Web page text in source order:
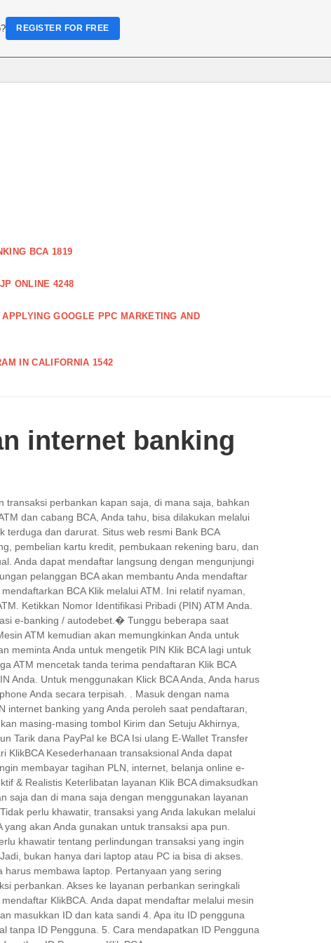
BCA 1819
ONLINE 4248
GOOGLE PPC MARKETING AND
IN CALIFORNIA 1542
internet banking
transaksi perbankan kapan saja, di mana saja, bahkan
dan cabang BCA, Anda tahu, bisa dilakukan melalui
terduga dan darurat. Situs web resmi Bank BCA
pembelian kartu kredit, pembukaan rekening baru, dan
Anda dapat mendaftar langsung dengan mengunjungi
pelanggan BCA akan membantu Anda mendaftar
BCA Klik melalui ATM. Ini relatif nyaman,
Ketikkan Nomor Identifikasi Pribadi (PIN) ATM Anda.
e-banking / autodebet.� Tunggu beberapa saat
ATM kemudian akan memungkinkan Anda untuk
meminta Anda untuk mengetik PIN Klik BCA lagi untuk
ATM mencetak tanda terima pendaftaran Klik BCA
Anda. Untuk menggunakan Klick BCA Anda, Anda harus
Anda secara terpisah. . Masuk dengan nama
banking yang Anda peroleh saat pendaftaran,
masing-masing tombol Kirim dan Setuju Akhirnya,
Tarik dana PayPal ke BCA Isi ulang E-Wallet Transfer
KlikBCA Kesederhanaan transaksional Anda dapat
membayar tagihan PLN, internet, belanja online e-
& Realistis Keterlibatan layanan Klik BCA dimaksudkan
saja dan di mana saja dengan menggunakan layanan
perlu khawatir, transaksi yang Anda lakukan melalui
akan Anda gunakan untuk transaksi apa pun.
khawatir tentang perlindungan transaksi yang ingin
bukan hanya dari laptop atau PC ia bisa di akses.
membawa laptop. Pertanyaan yang sering
perbankan. Akses ke layanan perbankan seringkali
KlikBCA. Anda dapat mendaftar melalui mesin
masukkan ID dan kata sandi 4. Apa itu ID pengguna
tanpa ID Pengguna. 5. Cara mendapatkan ID Pengguna
REGISTER FOR FREE